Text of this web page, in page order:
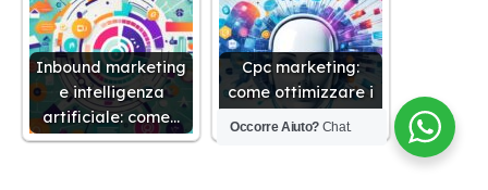
Inbound marketing
e intelligenza
artificiale: come…
Cpc marketing:
come ottimizzare i
costi con…
Occorre Aiuto?Chat.